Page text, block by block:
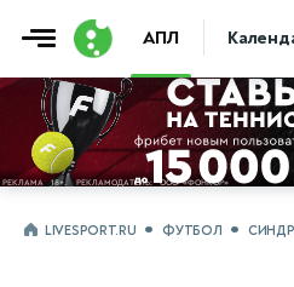
АПЛ
LIVESPORT.RU ФУТБОЛ